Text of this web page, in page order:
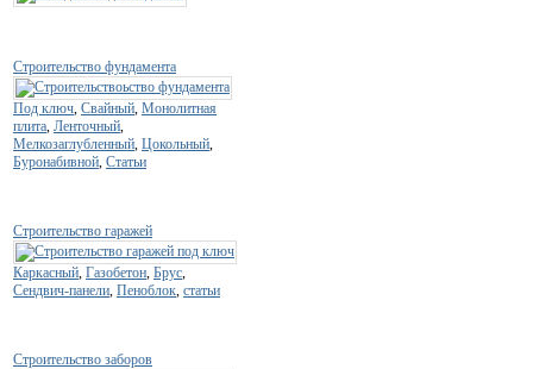
Строительство фундамента
Под ключ, Свайный, Монолитная
плита, Ленточный,
Мелкозаглубленный, Цокольный,
Буронабивной, Статьи
Строительство гаражей
Каркасный, Газобетон, Брус,
Сендвич-панели, Пеноблок, статьи
Строительство заборов